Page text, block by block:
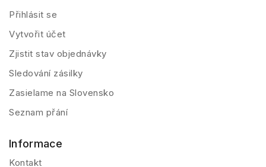
Přihlásit se
Vytvořit účet
Zjistit stav objednávky
Sledování zásilky
Zasielame na Slovensko
Seznam přání
Informace
Kontakt